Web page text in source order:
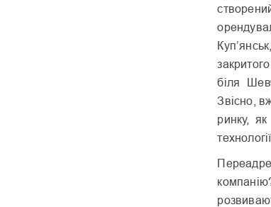
біля
Звісно,
ринку,